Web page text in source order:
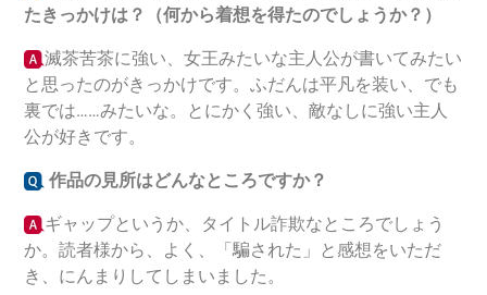
たきっかけは？（何から着想を得たのでしょうか？）
滅茶苦茶に強い、女王みたいな主人公が書いてみたい
と思ったのがきっかけです。ふだんは平凡を装い、でも
裏では……みたいな。とにかく強い、敵なしに強い主人
公が好きです。
作品の見所はどんなところですか？
ギャップというか、タイトル詐欺なところでしょう
か。読者様から、よく、「騙された」と感想をいただ
き、にんまりしてしまいました。